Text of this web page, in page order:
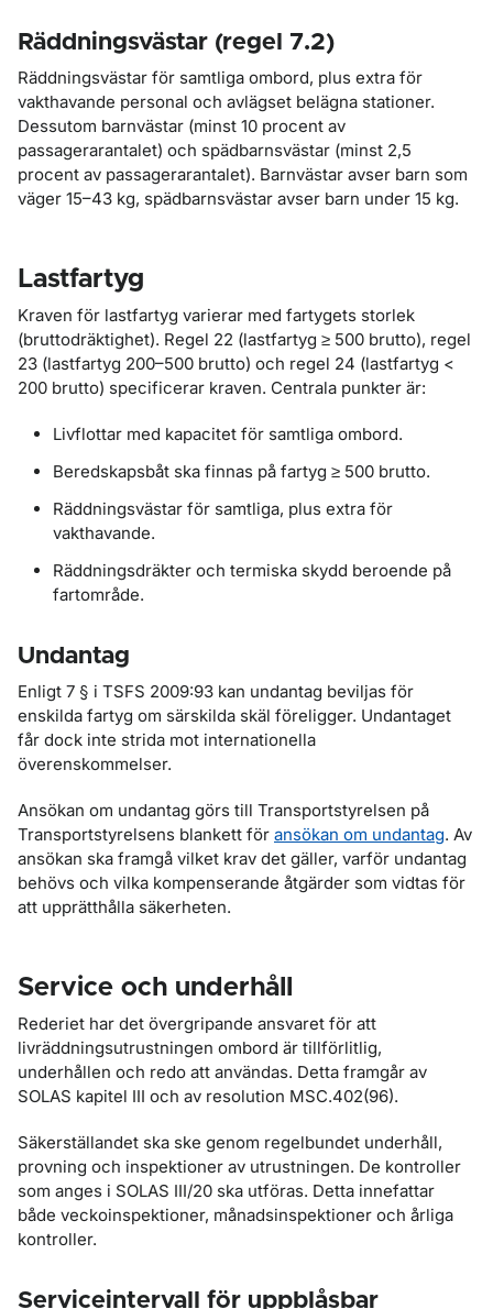
Räddningsvästar (regel 7.2)
Räddningsvästar för samtliga ombord, plus extra för
vakthavande personal och avlägset belägna stationer.
Dessutom barnvästar (minst 10 procent av
passagerarantalet) och spädbarnsvästar (minst 2,5
procent av passagerarantalet). Barnvästar avser barn som
väger 15–43 kg, spädbarnsvästar avser barn under 15 kg.
Lastfartyg
Kraven för lastfartyg varierar med fartygets storlek
(bruttodräktighet). Regel 22 (lastfartyg ≥ 500 brutto), regel
23 (lastfartyg 200–500 brutto) och regel 24 (lastfartyg <
200 brutto) specificerar kraven. Centrala punkter är:
Livflottar med kapacitet för samtliga ombord.
Beredskapsbåt ska finnas på fartyg ≥ 500 brutto.
Räddningsvästar för samtliga, plus extra för
vakthavande.
Räddningsdräkter och termiska skydd beroende på
fartområde.
Undantag
Enligt 7 § i TSFS 2009:93 kan undantag beviljas för
enskilda fartyg om särskilda skäl föreligger. Undantaget
får dock inte strida mot internationella
överenskommelser.
Ansökan om undantag görs till Transportstyrelsen på
Transportstyrelsens blankett för ansökan om undantag. Av
ansökan ska framgå vilket krav det gäller, varför undantag
behövs och vilka kompenserande åtgärder som vidtas för
att upprätthålla säkerheten.
Service och underhåll
Rederiet har det övergripande ansvaret för att
livräddningsutrustningen ombord är tillförlitlig,
underhållen och redo att användas. Detta framgår av
SOLAS kapitel III och av resolution MSC.402(96).
Säkerställandet ska ske genom regelbundet underhåll,
provning och inspektioner av utrustningen. De kontroller
som anges i SOLAS III/20 ska utföras. Detta innefattar
både veckoinspektioner, månadsinspektioner och årliga
kontroller.
Serviceintervall för uppblåsbar